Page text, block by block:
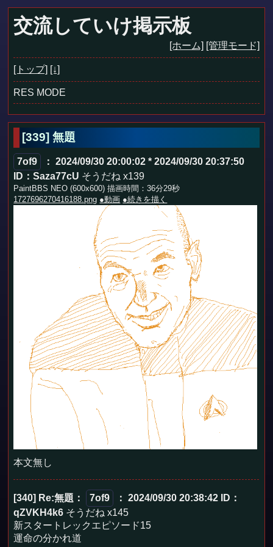
交流していけ掲示板
[ホーム] [管理モード]
[トップ] [↓]
RES MODE
[339] 無題
7of9
： 2024/09/30 20:00:02 * 2024/09/30 20:37:50
ID：Saza77cU そうだね x139
PaintBBS NEO (600x600) 描画時間：36分29秒
1727696270416188.png ●動画 ●続きを描く
本文無し
[340] Re:無題 ： 7of9 ： 2024/09/30 20:38:42
ID：
qZVKH4k6 そうだね x145
新スタートレックエピソード15
運命の分かれ道